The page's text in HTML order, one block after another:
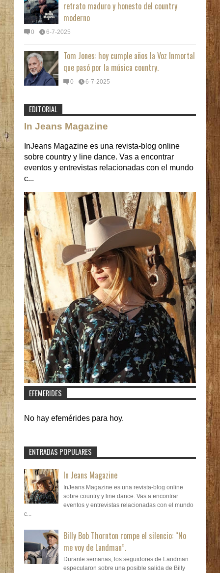
retrato maduro y honesto del country
moderno
0 6-7-2025
Tom Jones: hoy cumple años la Voz Inmortal
que pasó por la música country.
0 6-7-2025
EDITORIAL
In Jeans Magazine
InJeans Magazine es una revista-blog online
sobre country y line dance. Vas a encontrar
eventos y entrevistas relacionadas con el mundo
c...
EFEMERIDES
No hay efemérides para hoy.
ENTRADAS POPULARES
In Jeans Magazine
InJeans Magazine es una revista-blog online
sobre country y line dance. Vas a encontrar
eventos y entrevistas relacionadas con el mundo
c...
Billy Bob Thornton rompe el silencio: “No
me voy de Landman”.
Durante semanas, los seguidores de Landman
especularon sobre una posible salida de Billy